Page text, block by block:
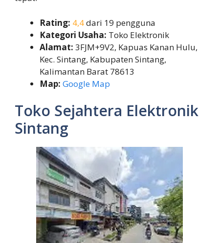
Rating: 4,4dari 19 pengguna
Kategori Usaha: Toko Elektronik
Alamat: 3FJM+9V2, Kapuas Kanan Hulu,
Kec. Sintang, Kabupaten Sintang,
Kalimantan Barat 78613
Map: Google Map
Toko Sejahtera Elektronik
Sintang